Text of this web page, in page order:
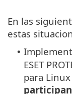
En las
estas
•
ESET
para